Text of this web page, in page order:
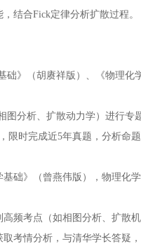
结合Fick定律分析扩散过程。
础》（胡赓祥版）、《物理
图分析、扩散动力学）进行
限时完成近5年真题，分析命
础》（曾燕伟版），物理化
频考点（如相图分析、扩散
考情分析，与清华学长答疑